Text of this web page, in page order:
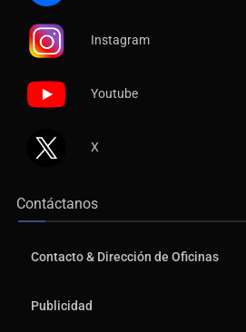
Instagram
Youtube
X
Contáctanos
Contacto & Dirección de Oficinas
Publicidad